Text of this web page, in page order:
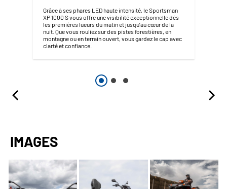
Grâce à ses phares LED haute intensité, le Sportsman
XP 1000 S vous offre une visibilité exceptionnelle dès
les premières lueurs du matin et jusqu’au cœur de la
nuit. Que vous rouliez sur des pistes forestières, en
montagne ou en terrain ouvert, vous gardez le cap avec
clarté et confiance.
IMAGES